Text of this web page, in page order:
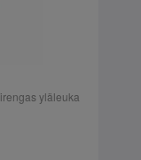
yläleuka